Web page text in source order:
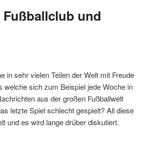
und
in sehr vielen Teilen der Welt mit Freude
sich zum Beispiel jede Woche in
aus der großen Fußballwelt
letzte Spiel schlecht gespielt? All diese
und es wird lange drüber diskutiert.